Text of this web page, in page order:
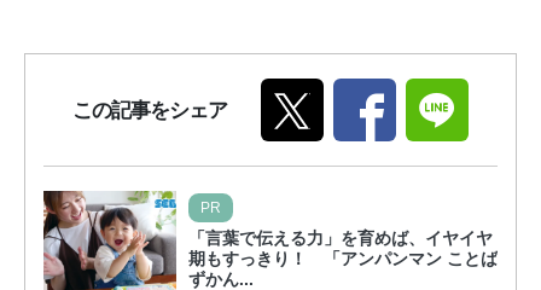
この記事をシェア
PR
「言葉で伝える力」を育めば、イヤイヤ
期もすっきり！ 「アンパンマン ことば
ずかん...